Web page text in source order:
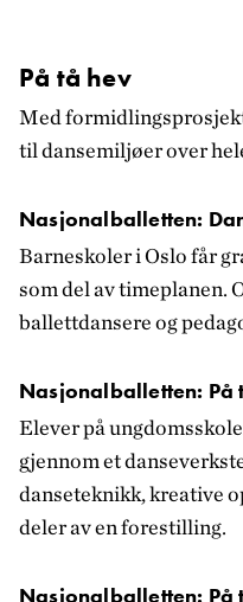
På tå hev
Med
til dansemiljøer over
Nasjonalballetten:
Barneskoler i Oslo får
som del av timeplanen.
ballettdansere og
Nasjonalballetten: På
Elever på
gjennom et
danseteknikk, kreative
deler av en forestilling.
Nasjonalballetten: På